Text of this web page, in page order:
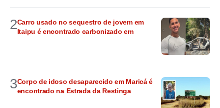
2Carro usado no sequestro de jovem em
Itaipu é encontrado carbonizado em
3Corpo de idoso desaparecido em Maricá é
encontrado na Estrada da Restinga